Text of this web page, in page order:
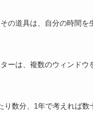
の道具は、自分の時間
ーは、複数のウィンド
り数分、1年で考えれば